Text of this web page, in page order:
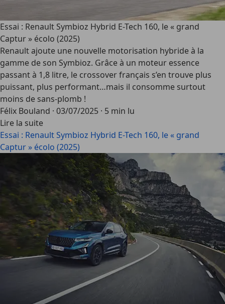
Essai : Renault Symbioz Hybrid E-Tech 160, le « grand
Captur » écolo (2025)
Renault ajoute une nouvelle motorisation hybride à la
gamme de son Symbioz. Grâce à un moteur essence
passant à 1,8 litre, le crossover français s’en trouve plus
puissant, plus performant…mais il consomme surtout
moins de sans-plomb !
Félix Bouland · 03/07/2025 · 5 min lu
Lire la suite
Essai : Renault Symbioz Hybrid E-Tech 160, le « grand
Captur » écolo (2025)